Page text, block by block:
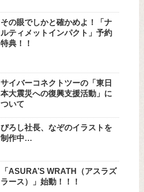
その眼でしかと確かめよ！「ナ
ルティメットインパクト」予約
特典！！
サイバーコネクトツーの「東日
本大震災への復興支援活動」に
ついて
ぴろし社長、なぞのイラストを
制作中…
「ASURA’S WRATH（アスラズ
ラース）」始動！！！